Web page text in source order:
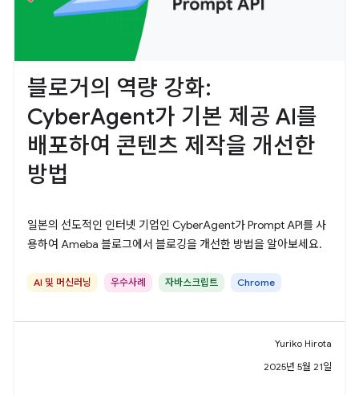
블로거의 역량 강화:
CyberAgent가 기본 제공 AI를
배포하여 콘텐츠 제작을 개선한
방법
일본의 선도적인 인터넷 기업인 CyberAgent가 Prompt API를 사
용하여 Ameba 블로그에서 블로깅을 개선한 방법을 알아보세요.
AI 및 머신러닝 우수사례 자바스크립트 Chrome
Yuriko Hirota
2025년 5월 21일